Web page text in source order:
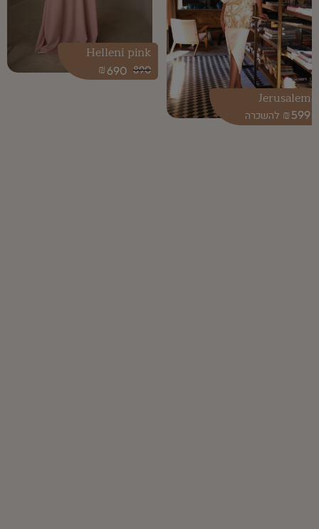
599
₪
Jerusalem
890
690
₪
Helleni pink